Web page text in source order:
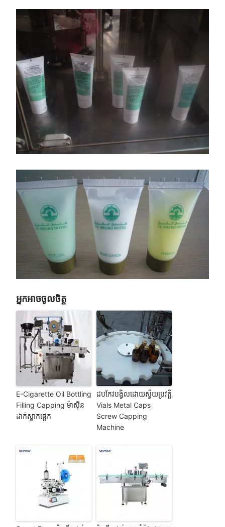
អ្នកអាចចូលចិត្ត
E-Cigarette Oil Bottling
Filling Capping ម៉ាស៊ីន
ដាក់ស្លាកផ្តេក
ដបកែវបង្វិលដោយស្វ័យប្រវត្តិ
Vials Metal Caps
Screw Capping
Machine